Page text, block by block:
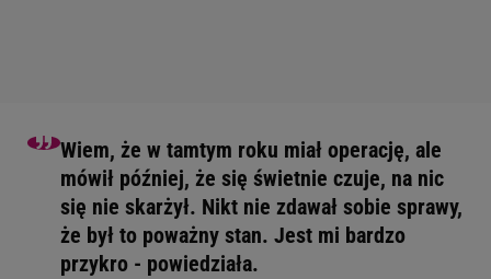
Wiem, że w tamtym roku miał operację, ale
mówił później, że się świetnie czuje, na nic
się nie skarżył. Nikt nie zdawał sobie sprawy,
że był to poważny stan. Jest mi bardzo
przykro - powiedziała.